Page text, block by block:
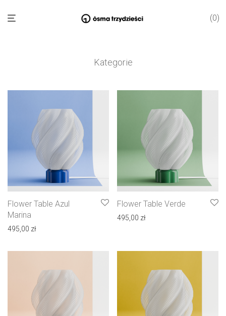
0
Kategorie
Flower Table Azul
Marina
495,00 zł
Flower Table Verde
495,00 zł